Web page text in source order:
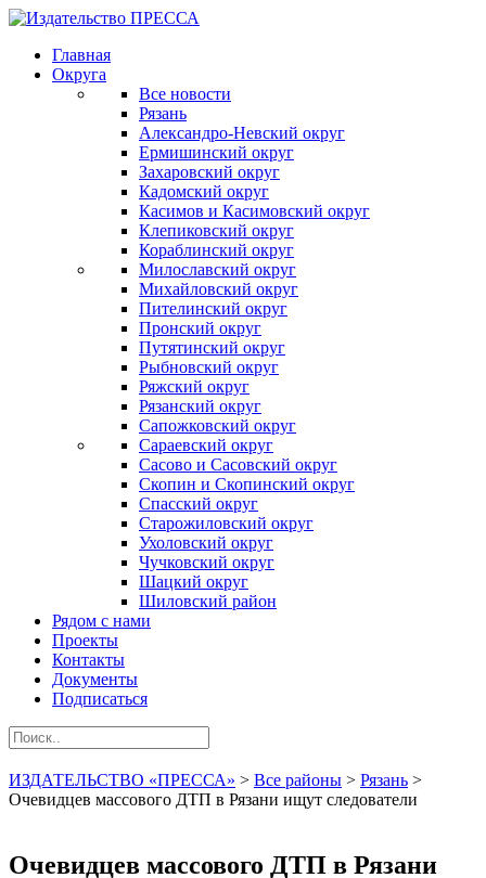
Главная
Округа
Все новости
Рязань
Александро-Невский округ
Ермишинский округ
Захаровский округ
Кадомский округ
Касимов и Касимовский округ
Клепиковский округ
Кораблинский округ
Милославский округ
Михайловский округ
Пителинский округ
Пронский округ
Путятинский округ
Рыбновский округ
Ряжский округ
Рязанский округ
Сапожковский округ
Сараевский округ
Сасово и Сасовский округ
Скопин и Скопинский округ
Спасский округ
Старожиловский округ
Ухоловский округ
Чучковский округ
Шацкий округ
Шиловский район
Рядом с нами
Проекты
Контакты
Документы
Подписаться
ИЗДАТЕЛЬСТВО «ПРЕССА» > Все районы > Рязань >
Очевидцев массового ДТП в Рязани ищут следователи
Очевидцев массового ДТП в Рязани